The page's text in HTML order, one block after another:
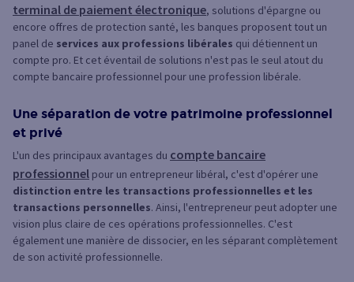
terminal de paiement électronique, solutions d'épargne ou
encore offres de protection santé, les banques proposent tout un
panel de services aux professions libérales qui détiennent un
compte pro. Et cet éventail de solutions n'est pas le seul atout du
compte bancaire professionnel pour une profession libérale.
Une séparation de votre patrimoine professionnel
et privé
L'un des principaux avantages du compte bancaire
professionnel pour un entrepreneur libéral, c'est d'opérer une
distinction entre les transactions professionnelles et les
transactions personnelles. Ainsi, l'entrepreneur peut adopter une
vision plus claire de ces opérations professionnelles. C'est
également une manière de dissocier, en les séparant complètement
de son activité professionnelle.